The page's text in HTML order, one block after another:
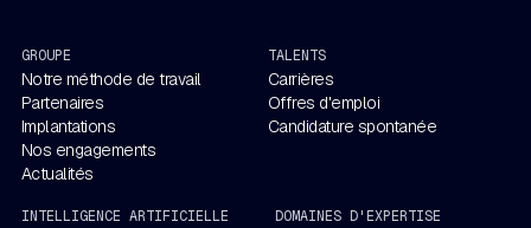
GROUPE
Notre méthode de travail
Partenaires
Implantations
Nos engagements
Actualités
TALENTS
Carrières
Offres d'emploi
Candidature spontanée
INTELLIGENCE ARTIFICIELLE DOMAINES D'EXPERTISE